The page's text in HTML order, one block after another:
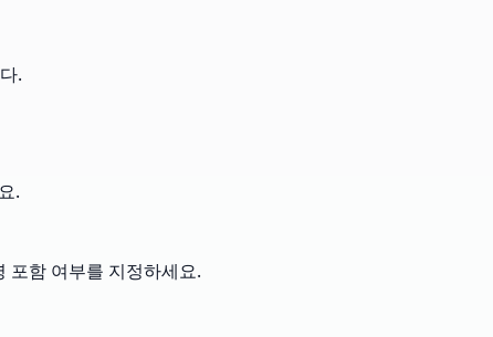
.
.
포함 여부를 지정하세요.